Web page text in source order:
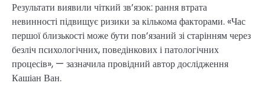
Результати виявили чіткий зв’язок: рання втрата
невинності підвищує ризики за кількома факторами. «Час
першої близькості може бути пов’язаний зі старінням через
безліч психологічних, поведінкових і патологічних
процесів», — зазначила провідний автор дослідження
Кашіан Ван.